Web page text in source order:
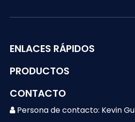
ENLACES RÁPIDOS
PRODUCTOS
CONTACTO
 Persona de contacto: Kevin Gu